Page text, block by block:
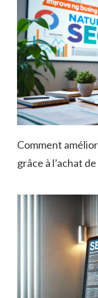
Comment
grâce à l’achat